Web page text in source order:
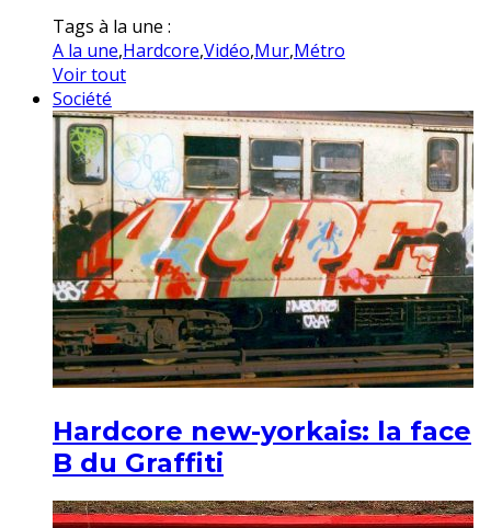
Tags à la une :
A la une,Hardcore,Vidéo,Mur,Métro
Voir tout
Société
Hardcore new-yorkais: la face
B du Graffiti